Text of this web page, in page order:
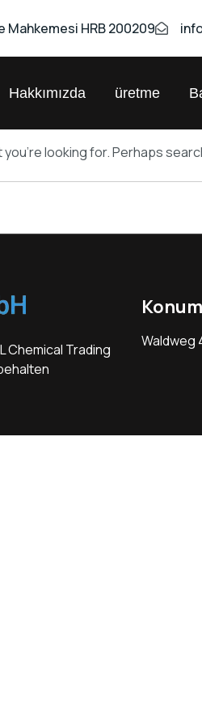
Mahkemesi HRB 200209
Hakkımızda üretme
you’re looking for. Perhaps
Chemical Trading
Konum
Waldweg